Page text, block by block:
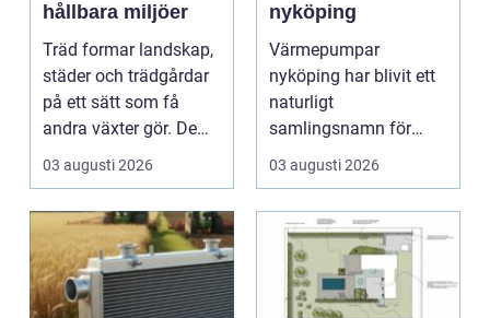
hållbara miljöer
Träd formar landskap,
städer och trädgårdar
på ett sätt som få
andra växter gör. De
skapar rum, ger ...
03 augusti 2026
nyköping
Värmepumpar
nyköping har blivit ett
naturligt
samlingsnamn för
husägare som vill
kombinera lägre ene...
03 augusti 2026